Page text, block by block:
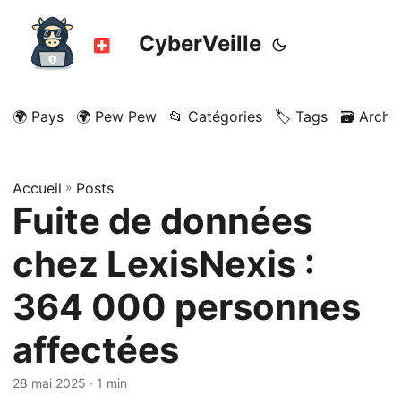
CyberVeille
🌍 Pays 🌍 Pew Pew 📂 Catégories 🏷️ Tags 🗃️
Accueil » Posts
Fuite de données
chez LexisNexis :
364 000 personnes
affectées
28 mai 2025 · 1 min